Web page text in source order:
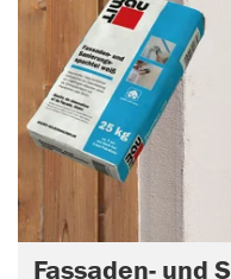
Fassaden- und